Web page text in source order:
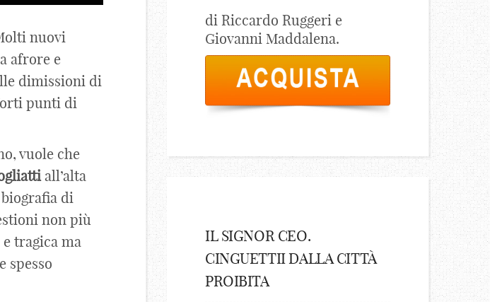
nuovi
afrore e
dimissioni di
punti di
vuole che
all’alta
di
non più
tragica ma
spesso
di Riccardo Ruggeri e
Giovanni Maddalena.
IL SIGNOR CEO.
CINGUETTII DALLA CITTÀ
PROIBITA